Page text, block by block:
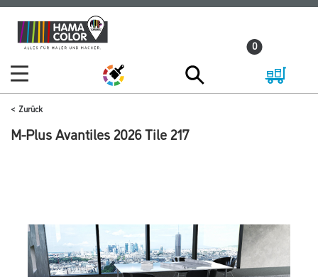
Zum
Inhalt
Zum
Navigationsmenü
0
Zurück
M-Plus Avantiles 2026 Tile 217